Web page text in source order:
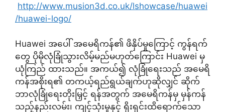
http://www.musion3d.co.uk/lshowcase/huawei
/huawei-logo/
Huawei အပေါ် အမေရိကန်၏ ဖိနှိပ်မှုကြောင့် ကွန်ရက်
တွေ ပိုမိုလုံခြုံသွားလိမ့်မည်မဟုတ်ကြောင်း Huawei မှ
ယုံကြည် ထားသည်။ အကယ်၍ လုံခြုံရေးသည် အမေရိ
ကန်အစိုးရ၏ တကယ့်ရည်ရွယ်ချက်ဟုဆိုလျှင် ဆိုက်
ဘာလုံခြုံရေးတိုးမြှင့် ရန်အတွက် အမေရိကန်မှ မှန်ကန်
သည့်နည်းလမ်း၊ ကျင့်သုံးမှုနှင့် ရိုးရှင်းထိရောက်သော